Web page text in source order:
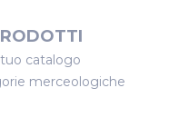
catalogo
merceologiche